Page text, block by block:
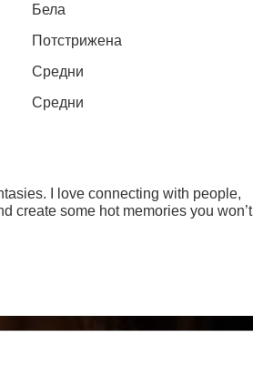
Бела
Потстрижена
Средни
Средни
I love connecting with people,
create some hot memories you won’t